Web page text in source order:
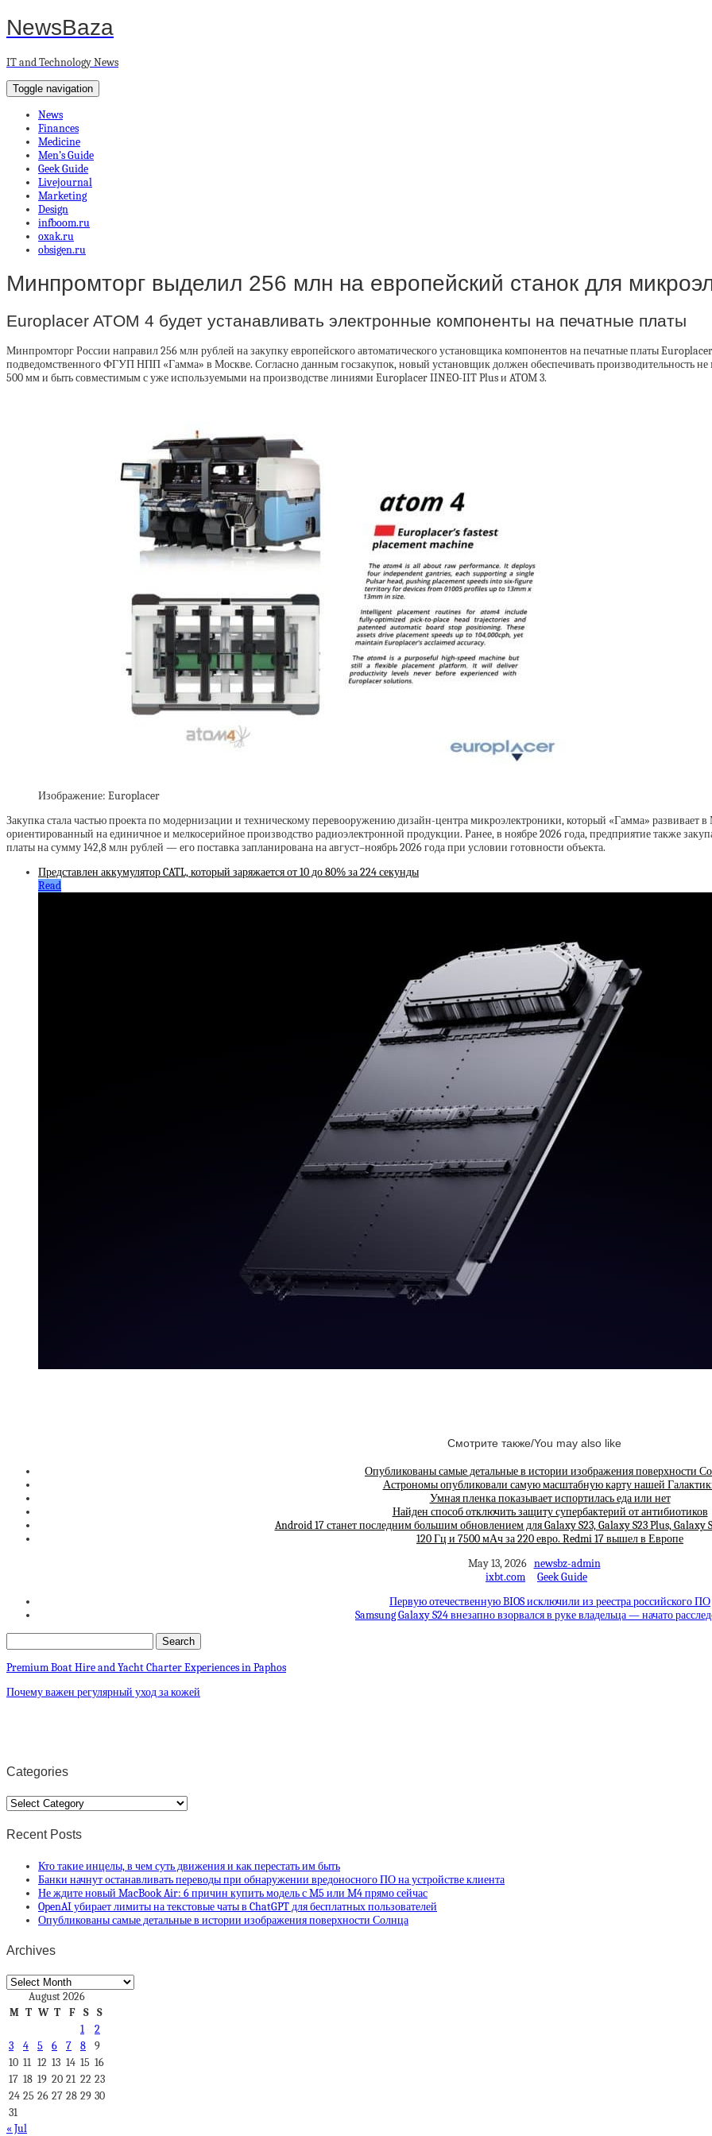
NewsBaza
IT and Technology News
Toggle navigation
News
Finances
Medicine
Men’s Guide
Geek Guide
Livejournal
Marketing
Design
infboom.ru
oxak.ru
obsigen.ru
Минпромторг выделил 256 млн на европейский станок для
Europlacer ATOM 4 будет устанавливать электронные компоненты на печатные платы
Минпромторг России направил 256 млн рублей на закупку европейского автоматического установщика компонентов на печатные платы
подведомственного ФГУП НПП «Гамма» в Москве. Согласно данным госзакупок, новый установщик должен обеспечивать производительность не
500 мм и быть совместимым с уже используемыми на производстве линиями Europlacer IINEO-IIT Plus и ATOM 3.
Изображение: Europlacer
Закупка стала частью проекта по модернизации и техническому перевооружению дизайн-центра микроэлектроники, который «Гамма» развивает
ориентированный на единичное и мелкосерийное производство радиоэлектронной продукции. Ранее, в ноябре 2026 года, предприятие также
платы на сумму 142,8 млн рублей — его поставка запланирована на август–ноябрь 2026 года при условии готовности объекта.
Представлен аккумулятор CATL, который заряжается от 10 до 80% за 224 секунды
Read
Смотрите также/You may also like
Опубликованы самые детальные в истории изображения поверхности
Астрономы опубликовали самую масштабную карту нашей
Умная пленка показывает испортилась еда или нет
Найден способ отключить защиту супербактерий от антибиотиков
Android 17 станет последним большим обновлением для Galaxy S23, Galaxy S23 Plus, Galaxy
120 Гц и 7500 мАч за 220 евро. Redmi 17 вышел в Европе
May 13, 2026 newsbz-admin
ixbt.com
Geek Guide
Первую отечественную BIOS исключили из реестра российского ПО
Samsung Galaxy S24 внезапно взорвался в руке владельца — начато
Premium Boat Hire and Yacht Charter Experiences in Paphos
Почему важен регулярный уход за кожей
Categories
Categories
Recent Posts
Кто такие инцелы, в чем суть движения и как перестать им быть
Банки начнут останавливать переводы при обнаружении вредоносного ПО на устройстве клиента
Не ждите новый MacBook Air: 6 причин купить модель с M5 или M4 прямо сейчас
OpenAI убирает лимиты на текстовые чаты в ChatGPT для бесплатных пользователей
Опубликованы самые детальные в истории изображения поверхности Солнца
Archives
Archives
August 2026
M T W T F S
S
1
2
3
4 5 6 7 8
9
10 11 12 13 14 15 16
17 18 19 20 21 22 23
24 25 26 27 28 29 30
31
« Jul